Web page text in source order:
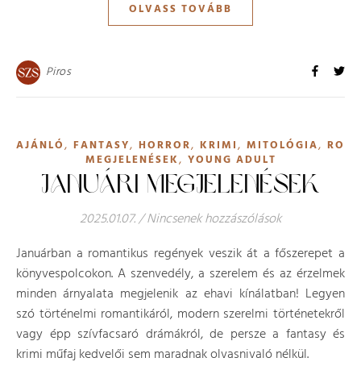
OLVASS TOVÁBB
Piros
AJÁNLÓ, FANTASY, HORROR, KRIMI, MITOLÓGIA,
MEGJELENÉSEK, YOUNG ADULT
JANUÁRI MEGJELENÉSEK
2025.01.07./Nincsenek hozzászólások
Januárban a romantikus regények veszik át a főszerepet a
könyvespolcokon. A szenvedély, a szerelem és az érzelmek
minden árnyalata megjelenik az ehavi kínálatban! Legyen
szó történelmi romantikáról, modern szerelmi történetekről
vagy épp szívfacsaró drámákról, de persze a fantasy és
krimi műfaj kedvelői sem maradnak olvasnivaló nélkül.